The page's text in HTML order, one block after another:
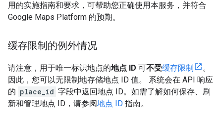
用的实施指南和要求，可帮助您正确使用本服务，并符合
Google Maps Platform 的预期。
缓存限制的例外情况
请注意，用于唯一标识地点的地点 ID 可不受缓存限制
。
因此，您可以无限制地存储地点 ID 值。 系统会在 API 响应
的 place_id 字段中返回地点 ID。如需了解如何保存、刷
新和管理地点 ID，请参阅地点 ID 指南。